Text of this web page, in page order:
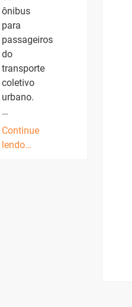
ônibus
para
passageiros
do
transporte
coletivo
urbano.
…
Continue
lendo…